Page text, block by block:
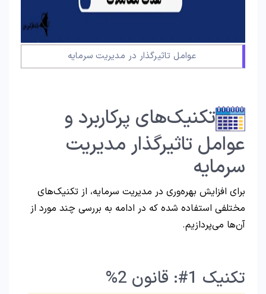
عوامل تاثیرگذار در مدیریت سرمایه
تکنیک‌های پرکاربرد و
عوامل تاثیرگذار مدیریت
سرمایه
برای افزایش بهره‌وری در مدیریت سرمایه، از تکنیک‌های
مختلفی استفاده شده که در ادامه به بررسی چند مورد از
آن‌ها می‌پردازیم.
تکنیک 1#: قانون 2%